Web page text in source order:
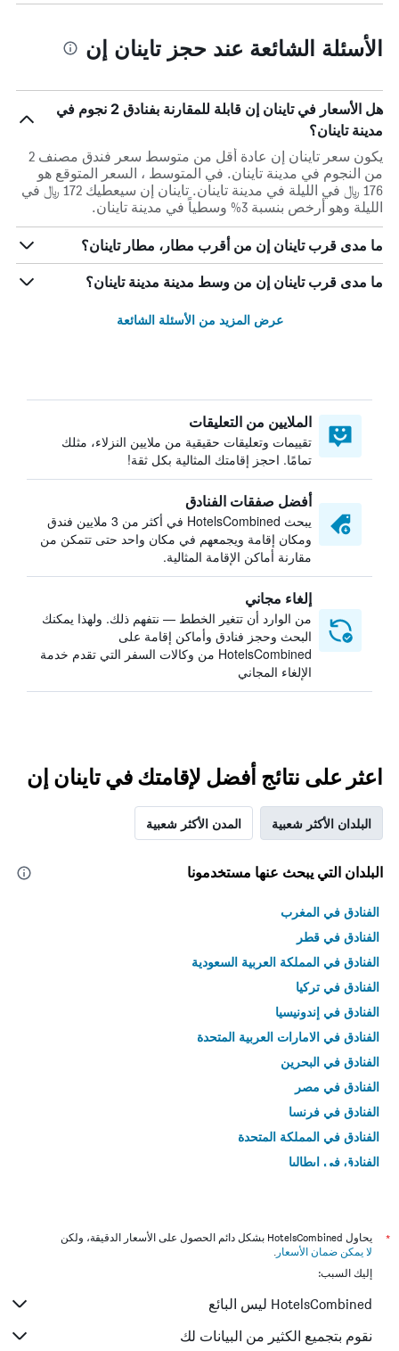
الأسئلة الشائعة عند حجز تاينان إن
هل الأسعار في تاينان إن قابلة للمقارنة بفنادق 2 نجوم في
مدينة تاينان؟
يكون سعر تاينان إن عادة أقل من متوسط ​​سعر فندق مصنف 2
من النجوم في مدينة تاينان. في المتوسط ، السعر المتوقع هو
176 ﷼ في الليلة في مدينة تاينان. تاينان إن سيعطيك 172 ﷼ في
الليلة وهو أرخص بنسبة 3% وسطياً في مدينة تاينان.
ما مدى قرب تاينان إن من أقرب مطار، مطار تاينان؟
ما مدى قرب تاينان إن من وسط مدينة مدينة تاينان؟
عرض المزيد من الأسئلة الشائعة
الملايين من التعليقات
تقييمات وتعليقات حقيقية من ملايين النزلاء، مثلك
تمامًا. احجز إقامتك المثالية بكل ثقة!
أفضل صفقات الفنادق
يبحث HotelsCombined في أكثر من 3 ملايين فندق
ومكان إقامة ويجمعهم في مكان واحد حتى تتمكن من
مقارنة أماكن الإقامة المثالية.
إلغاء مجاني
من الوارد أن تتغير الخطط — نتفهم ذلك. ولهذا يمكنك
البحث وحجز فنادق وأماكن إقامة على
HotelsCombined من وكالات السفر التي تقدم خدمة
الإلغاء المجاني
اعثر على نتائج أفضل لإقامتك في تاينان إن
البلدان الأكثر شعبية المدن الأكثر شعبية
البلدان التي يبحث عنها مستخدمونا
الفنادق في المغرب
الفنادق في قطر
الفنادق في المملكة العربية السعودية
الفنادق في تركيا
الفنادق في إندونيسيا
الفنادق في الامارات العربية المتحدة
الفنادق في البحرين
الفنادق في مصر
الفنادق في فرنسا
الفنادق في المملكة المتحدة
الفنادق في إيطاليا
*
يحاول HotelsCombined بشكل دائم الحصول على الأسعار الدقيقة، ولكن
لا يمكن ضمان الأسعار .
إليك السبب:
HotelsCombined ليس البائع
نقوم بتجميع الكثير من البيانات لك